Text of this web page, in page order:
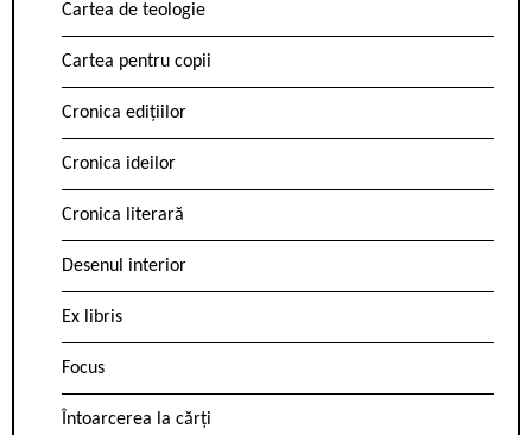
Cartea de teologie
Cartea pentru copii
Cronica edițiilor
Cronica ideilor
Cronica literară
Desenul interior
Ex libris
Focus
Întoarcerea la cărți